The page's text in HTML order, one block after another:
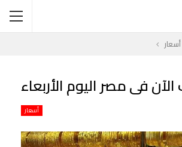
أسعار
فى مصر اليوم الأربعاء
أسعار